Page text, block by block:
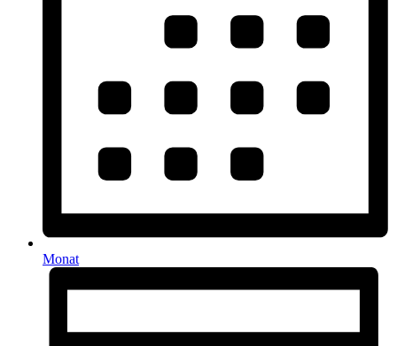
Monat